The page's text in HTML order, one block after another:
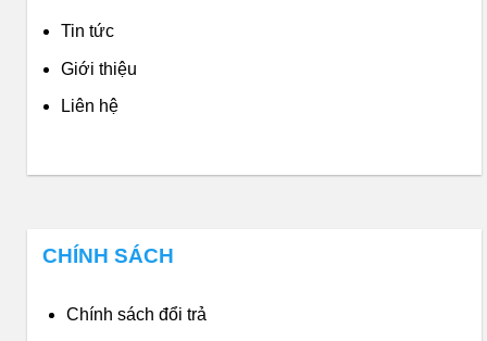
Tin tức
Giới thiệu
Liên hệ
CHÍNH SÁCH
Chính sách đổi trả